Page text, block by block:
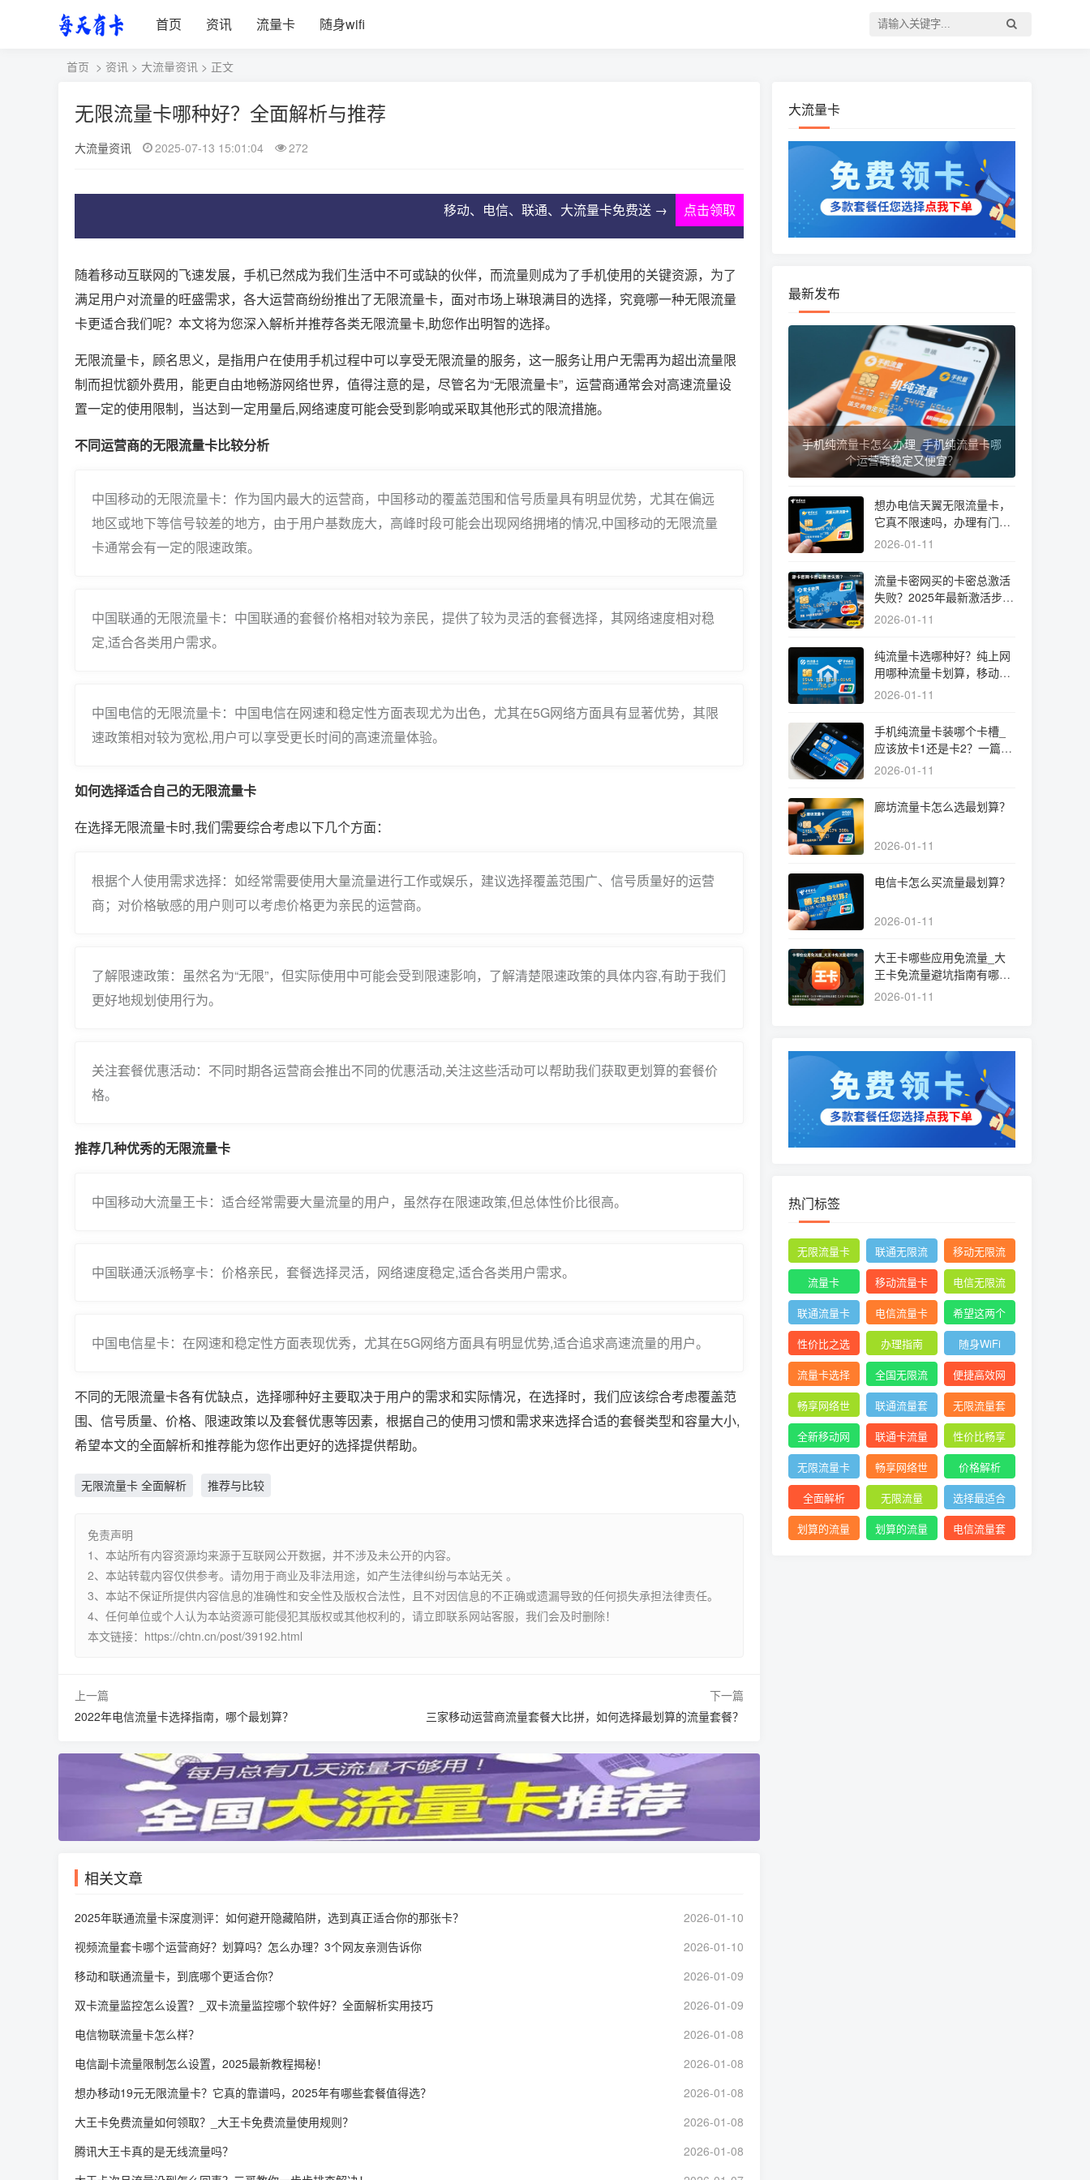
首页 资讯 流量卡 随身wifi
首页 > 资讯 > 大流量资讯 > 正文
无限流量卡哪种好？全面解析与推荐
大流量资讯 2025-07-13 15:01:04 272
移动、电信、联通、大流量卡免费送 → 点击领取
随着移动互联网的飞速发展，手机已然成为我们生活中不可或缺的伙伴，而流量则成为了手机使用的关键资源，为了
满足用户对流量的旺盛需求，各大运营商纷纷推出了无限流量卡，面对市场上琳琅满目的选择，究竟哪一种无限流量
卡更适合我们呢？本文将为您深入解析并推荐各类无限流量卡,助您作出明智的选择。
无限流量卡，顾名思义，是指用户在使用手机过程中可以享受无限流量的服务，这一服务让用户无需再为超出流量限
制而担忧额外费用，能更自由地畅游网络世界，值得注意的是，尽管名为“无限流量卡”，运营商通常会对高速流量设
置一定的使用限制，当达到一定用量后,网络速度可能会受到影响或采取其他形式的限流措施。
不同运营商的无限流量卡比较分析
中国移动的无限流量卡：作为国内最大的运营商，中国移动的覆盖范围和信号质量具有明显优势，尤其在偏远
地区或地下等信号较差的地方，由于用户基数庞大，高峰时段可能会出现网络拥堵的情况,中国移动的无限流量
卡通常会有一定的限速政策。
中国联通的无限流量卡：中国联通的套餐价格相对较为亲民，提供了较为灵活的套餐选择，其网络速度相对稳
定,适合各类用户需求。
中国电信的无限流量卡：中国电信在网速和稳定性方面表现尤为出色，尤其在5G网络方面具有显著优势，其限
速政策相对较为宽松,用户可以享受更长时间的高速流量体验。
如何选择适合自己的无限流量卡
在选择无限流量卡时,我们需要综合考虑以下几个方面：
根据个人使用需求选择：如经常需要使用大量流量进行工作或娱乐，建议选择覆盖范围广、信号质量好的运营
商；对价格敏感的用户则可以考虑价格更为亲民的运营商。
了解限速政策：虽然名为“无限”，但实际使用中可能会受到限速影响，了解清楚限速政策的具体内容,有助于我们
更好地规划使用行为。
关注套餐优惠活动：不同时期各运营商会推出不同的优惠活动,关注这些活动可以帮助我们获取更划算的套餐价
格。
推荐几种优秀的无限流量卡
中国移动大流量王卡：适合经常需要大量流量的用户，虽然存在限速政策,但总体性价比很高。
中国联通沃派畅享卡：价格亲民，套餐选择灵活，网络速度稳定,适合各类用户需求。
中国电信星卡：在网速和稳定性方面表现优秀，尤其在5G网络方面具有明显优势,适合追求高速流量的用户。
不同的无限流量卡各有优缺点，选择哪种好主要取决于用户的需求和实际情况，在选择时，我们应该综合考虑覆盖范
围、信号质量、价格、限速政策以及套餐优惠等因素，根据自己的使用习惯和需求来选择合适的套餐类型和容量大小,
希望本文的全面解析和推荐能为您作出更好的选择提供帮助。
无限流量卡 全面解析 推荐与比较
免责声明
1、本站所有内容资源均来源于互联网公开数据，并不涉及未公开的内容。
2、本站转载内容仅供参考。请勿用于商业及非法用途，如产生法律纠纷与本站无关 。
3、本站不保证所提供内容信息的准确性和安全性及版权合法性，且不对因信息的不正确或遗漏导致的任何损失承担法律责任。
4、任何单位或个人认为本站资源可能侵犯其版权或其他权利的，请立即联系网站客服，我们会及时删除！
本文链接：https://chtn.cn/post/39192.html
上一篇
2022年电信流量卡选择指南，哪个最划算？
下一篇
三家移动运营商流量套餐大比拼，如何选择最划算的流量套餐？
相关文章
2025年联通流量卡深度测评：如何避开隐藏陷阱，选到真正适合你的那张卡？
2026-01-10
视频流量套卡哪个运营商好？划算吗？怎么办理？3个网友亲测告诉你
2026-01-10
移动和联通流量卡，到底哪个更适合你？
2026-01-09
双卡流量监控怎么设置？_双卡流量监控哪个软件好？全面解析实用技巧
2026-01-09
电信物联流量卡怎么样？
2026-01-08
电信副卡流量限制怎么设置，2025最新教程揭秘！
2026-01-08
想办移动19元无限流量卡？它真的靠谱吗，2025年有哪些套餐值得选？
2026-01-08
大王卡免费流量如何领取？_大王卡免费流量使用规则？
2026-01-08
腾讯大王卡真的是无线流量吗？
2026-01-08
大流量卡
最新发布
手机纯流量卡怎么办理_手机纯流量卡哪
个运营商稳定又便宜？
想办电信天翼无限流量卡，
它真不限速吗，办理有门槛
吗？
2026-01-11
流量卡密网买的卡密总激活
失败？2025年最新激活步骤
与避坑指南
2026-01-11
纯流量卡选哪种好？纯上网
用哪种流量卡划算，移动电
信纯流量卡哪个好实测揭秘
2026-01-11
手机纯流量卡装哪个卡槽_
应该放卡1还是卡2？一篇文
章讲清选择和设置
2026-01-11
廊坊流量卡怎么选最划算？
2026-01-11
电信卡怎么买流量最划算？
2026-01-11
大王卡哪些应用免流量_大
王卡免流量避坑指南有哪些
必须知道的细节？
2026-01-11
热门标签
无限流量卡
联通无限流
量卡
移动无限流
量卡
流量卡 移动流量卡
电信无限流
量卡
联通流量卡 电信流量卡
希望这两个
关键词能满
足您的需求
性价比之选 办理指南
随身WiFi
流量卡选择
全国无限流
量
便捷高效网
络体验
畅享网络世
界
联通流量套
餐
无限流量套
餐
全新移动网
络体验
联通卡流量
查询
性价比畅享
网络
无限流量卡
价格
畅享网络世
界利器
价格解析
全面解析
无限流量
选择最适合
的流量套餐
划算的流量
划算的流量
电信流量套